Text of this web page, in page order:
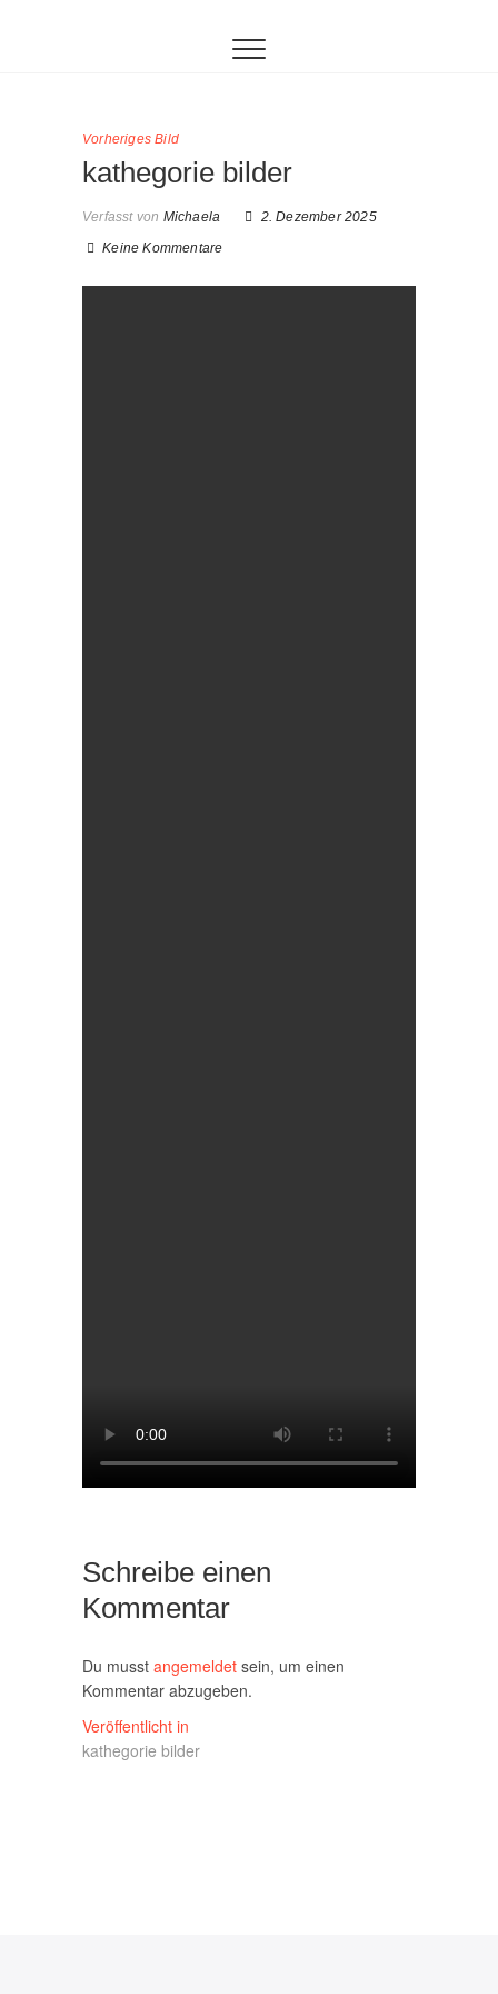
Vorheriges Bild
kathegorie bilder
Verfasst von Michaela
2. Dezember 2025
Keine Kommentare
Schreibe einen
Kommentar
Du musst angemeldet sein, um einen
Kommentar abzugeben.
Beitragsnavigation
Veröffentlicht in
kathegorie bilder